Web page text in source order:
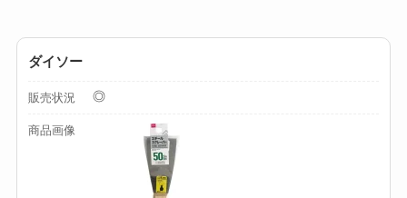
セリア等でテントロ
ダイソー
販売状況 ◎
商品画像